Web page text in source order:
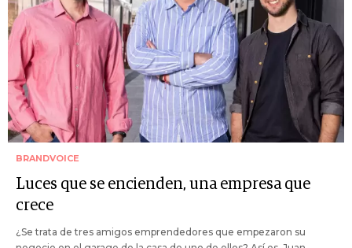
BRANDVOICE
Luces que se encienden, una empresa que
crece
¿Se trata de tres amigos emprendedores que empezaron su